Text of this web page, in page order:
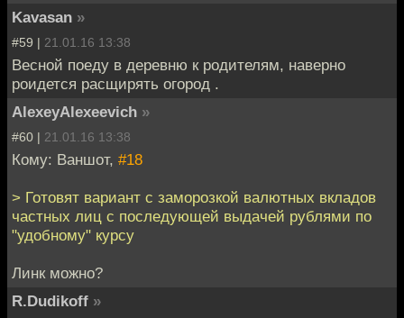
Kavasan »
#59 | 21.01.16 13:38
Весной поеду в деревню к родителям, наверно
роидется расщирять огород .
AlexeyAlexeevich »
#60 | 21.01.16 13:38
Кому: Ваншот, #18
> Готовят вариант с заморозкой валютных вкладов
частных лиц с последующей выдачей рублями по
"удобному" курсу
Линк можно?
R.Dudikoff »